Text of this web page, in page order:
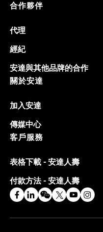
合作夥伴
代理
經紀
安達與其他品牌的合作
關於安達
加入安達
傳媒中心
客戶服務
表格下載 - 安達人壽
付款方法 - 安達人壽